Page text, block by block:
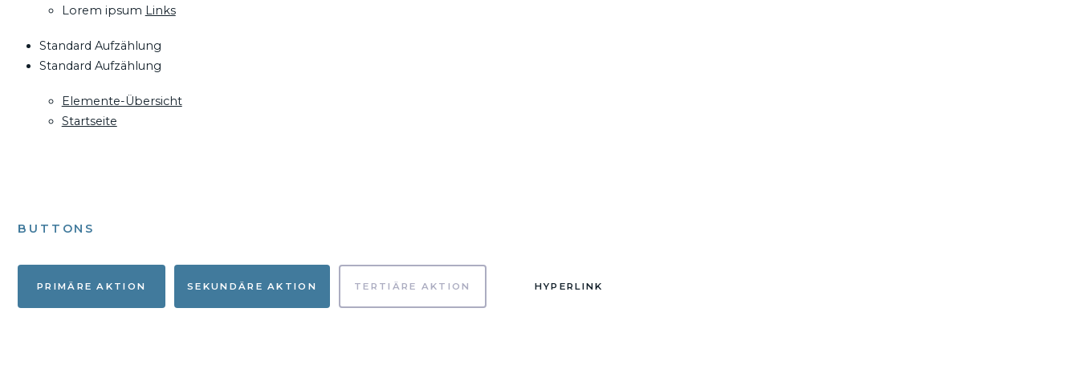
Lorem ipsum Links
Standard Aufzählung
Standard Aufzählung
Elemente-Übersicht
Startseite
BUTTONS
PRIMÄRE AKTION SEKUNDÄRE AKTION TERTIÄRE AKTION HYPERLINK